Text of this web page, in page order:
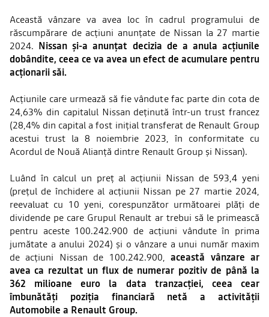
Această vânzare va avea loc în cadrul programului de
răscumpărare de acțiuni anunțate de Nissan la 27 martie
2024. Nissan și-a anunțat decizia de a anula acțiunile
dobândite, ceea ce va avea un efect de acumulare pentru
acționarii săi.
Acțiunile care urmează să fie vândute fac parte din cota de
24,63% din capitalul Nissan deținută într-un trust francez
(28,4% din capital a fost inițial transferat de Renault Group
acestui trust la 8 noiembrie 2023, în conformitate cu
Acordul de Nouă Alianță dintre Renault Group și Nissan).
Luând în calcul un preț al acțiunii Nissan de 593,4 yeni
(prețul de închidere al acțiunii Nissan pe 27 martie 2024,
reevaluat cu 10 yeni, corespunzător următoarei plăți de
dividende pe care Grupul Renault ar trebui să le primească
pentru aceste 100.242.900 de acțiuni vândute în prima
jumătate a anului 2024) și o vânzare a unui număr maxim
de acțiuni Nissan de 100.242.900,această vânzare ar
avea ca rezultat un flux de numerar pozitiv de până la
362 milioane euro la data tranzacției, ceea cear
îmbunătăți poziția financiară netă a activității
Automobile a Renault Group.